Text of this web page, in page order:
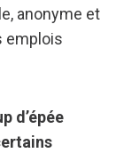
anonyme et
emplois
d’épée